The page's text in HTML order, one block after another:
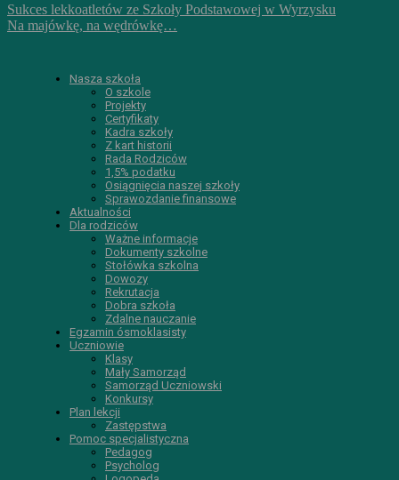
Sukces lekkoatletów ze Szkoły Podstawowej w Wyrzysku
Na majówkę, na wędrówkę…
Nasza szkoła
O szkole
Projekty
Certyfikaty
Kadra szkoły
Z kart historii
Rada Rodziców
1,5% podatku
Osiągnięcia naszej szkoły
Sprawozdanie finansowe
Aktualności
Dla rodziców
Ważne informacje
Dokumenty szkolne
Stołówka szkolna
Dowozy
Rekrutacja
Dobra szkoła
Zdalne nauczanie
Egzamin ósmoklasisty
Uczniowie
Klasy
Mały Samorząd
Samorząd Uczniowski
Konkursy
Plan lekcji
Zastępstwa
Pomoc specjalistyczna
Pedagog
Psycholog